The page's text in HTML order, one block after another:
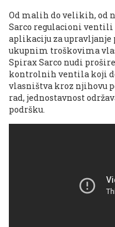
Od malih do velikih, od
Sarco regulacioni ventili
aplikaciju za
ukupnim troškovima
Spirax Sarco nudi
kontrolnih ventila koji
vlasništva kroz njihovu
rad, jednostavnost
podršku.